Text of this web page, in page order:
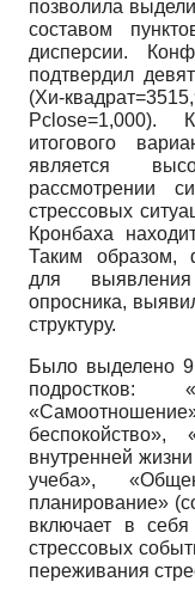
позволила
составом
дисперсии.
подтвердил
(Хи-
Pclose=1,000).
итогового
является
рассмотрении
стрессовых
Кронбаха
Таким образом,
для выявления
опросника,
структуру.
Было выделено 9
подростков:
беспокойство»,
внутренней
учеба»,
планирование»
включает в себя
стрессовых
переживания